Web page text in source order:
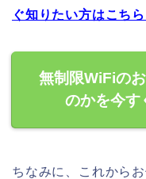
ぐ知りたい方はこち
無制限WiFiの
のかを今す
ちなみに、これから